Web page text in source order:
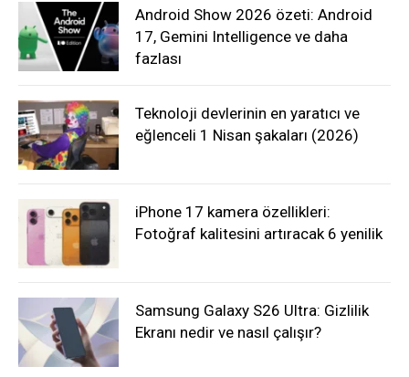
Android Show 2026 özeti: Android
17, Gemini Intelligence ve daha
fazlası
Teknoloji devlerinin en yaratıcı ve
eğlenceli 1 Nisan şakaları (2026)
iPhone 17 kamera özellikleri:
Fotoğraf kalitesini artıracak 6 yenilik
Samsung Galaxy S26 Ultra: Gizlilik
Ekranı nedir ve nasıl çalışır?